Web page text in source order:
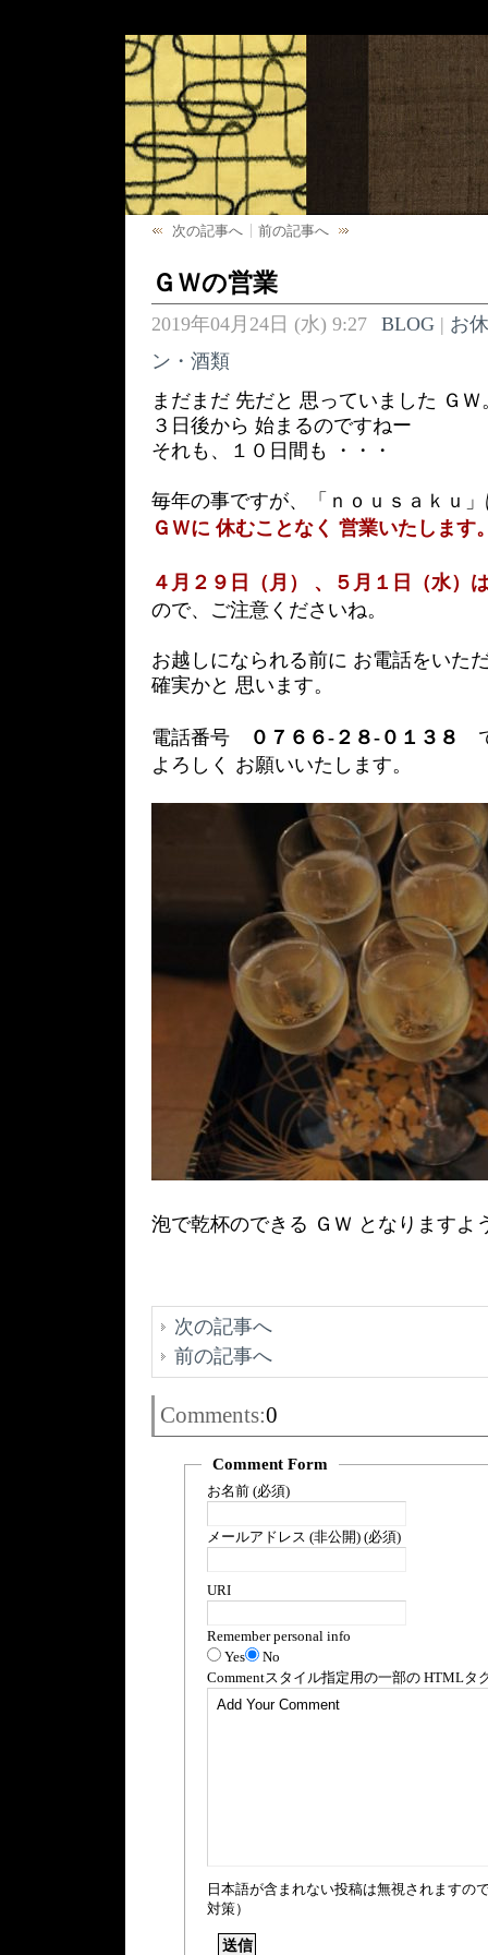
次の記事へ 前の記事へ
ＧＷの営業
2019年04月24日 (水) 9:27 BLOG| お
ン・酒類
まだまだ 先だと 思っていました ＧＷ
３日後から 始まるのですねー
それも、１０日間も ・・・
毎年の事ですが、「ｎｏｕｓａｋｕ
ＧＷに 休むことなく 営業いたします
４月２９日（月） 、５月１日（水）
ので、ご注意くださいね。
お越しになられる前に お電話をいた
確実かと 思います。
電話番号 ０７６６-２８-０１３８
よろしく お願いいたします。
泡で乾杯のできる ＧＷ となりますよ
次の記事へ
前の記事へ
Comments:0
Comment Form
お名前 (必須)
メールアドレス (非公開) (必須)
URI
Remember personal info
Yes
No
Commentスタイル指定用の一部の HTMLタ
日本語が含まれない投稿は無視されますの
対策）